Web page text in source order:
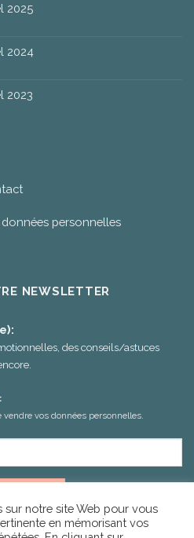
2025
2024
2023
personnelles
NEWSLETTER
des conseils/astuces
vos données personnelles.
sur notre site Web pour vous
en mémorisant vos